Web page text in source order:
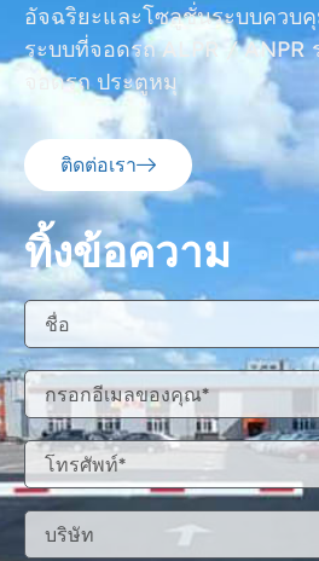
อัจฉริยะและโซลูชั่นระบบควบคุ
ระบบที่จอดรถ ALPR / ANPR
จอดรถ ประตูหมุ
ติดต่อเรา
ทิ้งข้อความ